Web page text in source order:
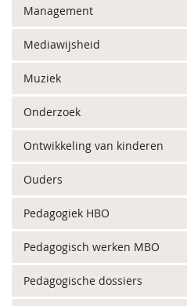
Management
Mediawijsheid
Muziek
Onderzoek
Ontwikkeling van kinderen
Ouders
Pedagogiek HBO
Pedagogisch werken MBO
Pedagogische dossiers